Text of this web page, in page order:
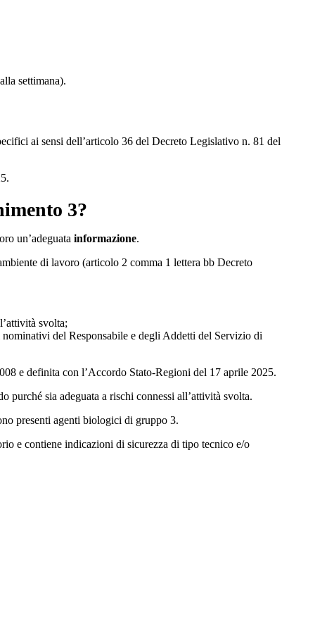
settimana).
ai sensi dell’articolo 36 del Decreto Legislativo n. 81 del
3?
un’adeguata informazione.
di lavoro (articolo 2 comma 1 lettera bb Decreto
svolta;
del Responsabile e degli Addetti del Servizio di
e definita con l’Accordo Stato-Regioni del 17 aprile 2025.
purché sia adeguata a rischi connessi all’attività svolta.
presenti agenti biologici di gruppo 3.
e contiene indicazioni di sicurezza di tipo tecnico e/o